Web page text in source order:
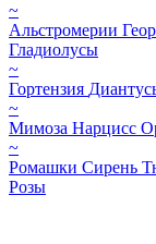
~
Альстромерии
Гладиолусы
~
Гортензия
~
Мимоза Нарцисс
~
Ромашки Сирень
Розы